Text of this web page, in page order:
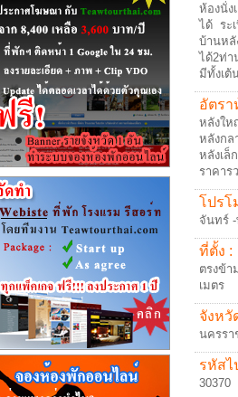
ห้องนั่ง
ได้ ระ
บ้านหลั
ได้2ท่า
มีทั้งเต้
อัตรา
หลังให
หลังกล
หลังเล็
ราคาร
โปรโ
จันทร์
ที่ตั้ง :
ตรงข้
เมตร
จังหวั
นครรา
รหัส
30370